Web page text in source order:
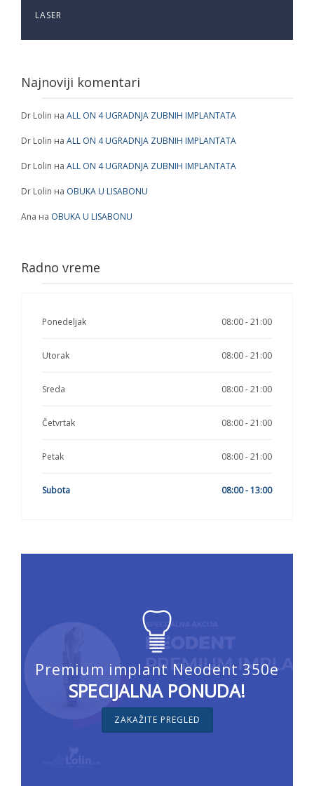
LASER
Najnoviji komentari
Dr Lolin на ALL ON 4 UGRADNJA ZUBNIH IMPLANTATA
Dr Lolin на ALL ON 4 UGRADNJA ZUBNIH IMPLANTATA
Dr Lolin на ALL ON 4 UGRADNJA ZUBNIH IMPLANTATA
Dr Lolin на OBUKA U LISABONU
Ana на OBUKA U LISABONU
Radno vreme
Ponedeljak 08:00 - 21:00
Utorak 08:00 - 21:00
Sreda 08:00 - 21:00
Četvrtak 08:00 - 21:00
Petak 08:00 - 21:00
Subota 08:00 - 13:00
Premium implant Neodent 350e
SPECIJALNA PONUDA!
ZAKAŽITE PREGLED